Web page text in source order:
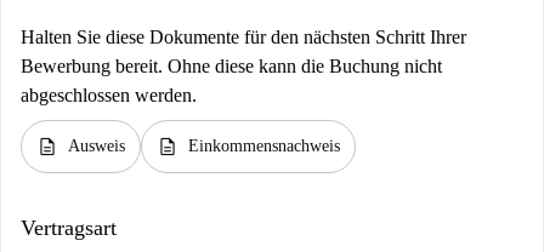
Halten Sie diese Dokumente für den nächsten Schritt Ihrer
Bewerbung bereit. Ohne diese kann die Buchung nicht
abgeschlossen werden.
description Ausweis description Einkommensnachweis
Vertragsart